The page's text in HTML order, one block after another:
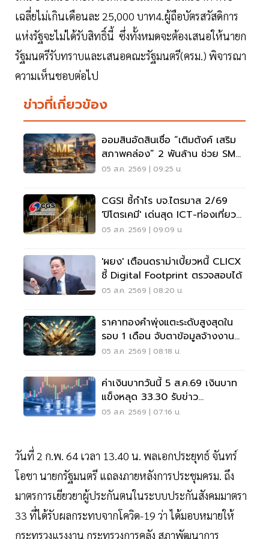
เฉลี่ยไม่เกินเดือนละ 25,000 บาท4.ผู้ถือบัตรสวัสดิการ
แห่งรัฐจะไม่ได้รับสิทธิ์นี้ ซึ่งทั้งหมดจะต้องเสนอให้นายก
รัฐมนตรีรับทราบและเสนอคณะรัฐมนตรี(ครม.) พิจารณา
ความเห็นชอบต่อไป
ข่าวที่เกี่ยวข้อง
ออมสินอัดสินเชื่อ “เติมตังค์ เสริม
สภาพคล่อง” 2 พันล้าน ช่วย SME
ผ่อนนาน 10 ปี
05 ส.ค. 2569 | 09:25 น.
CGSI ชี้กำไร บจ.ไตรมาส 2/69
'ปิโตรเคมี' เด่นสุด ICT-ท่องเที่ยว
เสี่ยงต่ำคาด
05 ส.ค. 2569 | 09:09 น.
'ผยง' เตือนดราม่าเบี้ยวหนี้ CLICX
ชี้ Digital Footprint ตรวจสอบได้
05 ส.ค. 2569 | 08:20 น.
ราคาทองคำพุ่งแตะระดับสูงสุดใน
รอบ 1 เดือน จับตาข้อมูลจ้างงาน
สหรัฐฯ
05 ส.ค. 2569 | 08:18 น.
ค่าเงินบาทวันนี้ 5 ส.ค.69 เงินบาท
แข็งหลุด 33.30 รับข่าว
ตะวันออกกลางคลี่คลาย
05 ส.ค. 2569 | 07:16 น.
วันที่ 2 ก.พ. 64 เวลา 13.40 น. พลเอกประยุทธ์ จันทร์
โอชา นายกรัฐมนตรี แถลงภายหลังการประชุมครม. ถึง
มาตรการเยียวยาผู้ประกันตนในระบบประกันสังคมมาตรา
33 ที่ได้รับผลกระทบจากโควิด-19 ว่า ได้มอบหมายให้
กระทรวงแรงงาน กระทรวงการคลัง สภาพัฒนาการ